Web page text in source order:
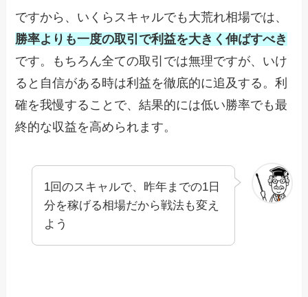
ですから、いくらスキャルでも大荒れ相場では、
勝率よりも一度の取引で利益を大きく伸ばすべき
です。もちろん全ての取引では無理ですが、いけ
ると自信がある時は利益を徹底的に追及する。利
確を我慢することで、結果的には低い勝率でも最
終的な収益を高められます。
1回のスキャルで、昨年までの1日
分を稼げる相場だから戦法も変え
よう